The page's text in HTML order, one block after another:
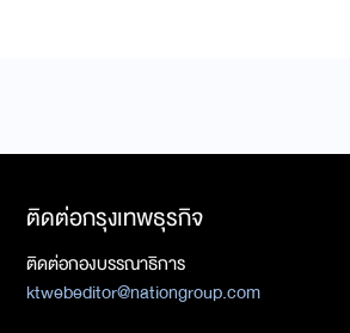
ติดต่อกรุงเทพธุรกิจ
ติดต่อกองบรรณาธิการ
ktwebeditor@nationgroup.com